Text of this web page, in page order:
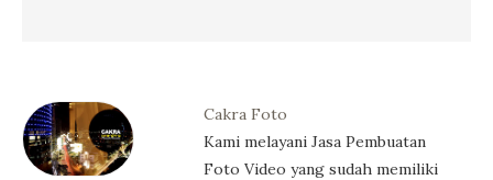
Cakra Foto
Kami melayani Jasa Pembuatan
Foto Video yang sudah memiliki